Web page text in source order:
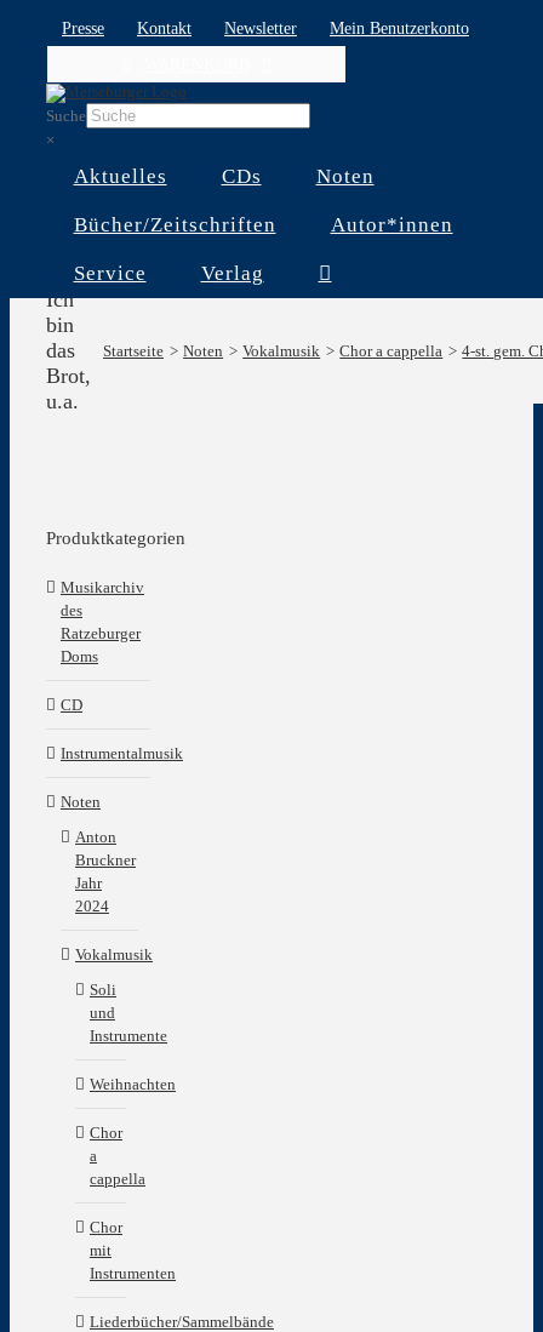
Presse Kontakt Newsletter
Mein Benutzerkonto
Suche
×
Aktuelles CDs Noten
Bücher/Zeitschriften Autor*innen
Service Verlag
Ich
bin
das
Brot,
u.a.
Startseite Noten Vokalmusik Chor a cappella 4-st. gem.
Produktkategorien
Musikarchiv
des
Ratzeburger
Doms
CD
Instrumentalmusik
Noten
Anton
Bruckner
Jahr
2024
Vokalmusik
Soli
und
Instrumente
Weihnachten
Chor
a
cappella
Chor
mit
Instrumenten
Liederbücher/Sammelbände